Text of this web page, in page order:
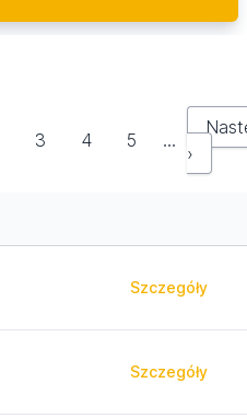
3 4 5 …
›
Szczegóły
Szczegóły